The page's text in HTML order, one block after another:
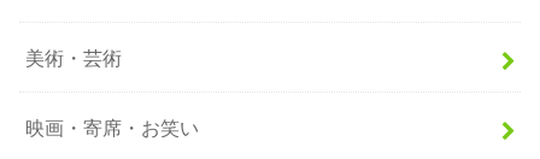
美術・芸術
映画・寄席・お笑い